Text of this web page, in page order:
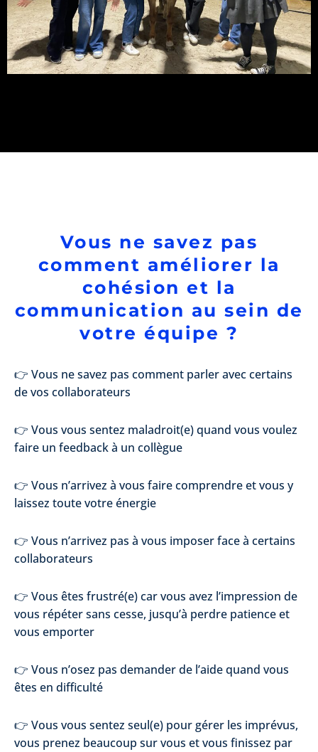
Vous ne savez pas
comment améliorer la
cohésion et la
communication au sein de
votre équipe ?
👉 Vous ne savez pas comment parler avec certains
de vos collaborateurs
👉 Vous vous sentez maladroit(e) quand vous voulez
faire un feedback à un collègue
👉 Vous n’arrivez à vous faire comprendre et vous y
laissez toute votre énergie
👉 Vous n’arrivez pas à vous imposer face à certains
collaborateurs
👉 Vous êtes frustré(e) car vous avez l’impression de
vous répéter sans cesse, jusqu’à perdre patience et
vous emporter
👉 Vous n’osez pas demander de l’aide quand vous
êtes en difficulté
👉 Vous vous sentez seul(e) pour gérer les imprévus,
vous prenez beaucoup sur vous et vous finissez par